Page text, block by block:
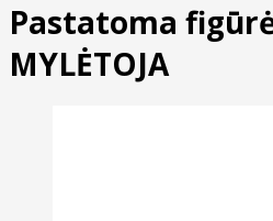
Pastatoma
MYLĖTOJA